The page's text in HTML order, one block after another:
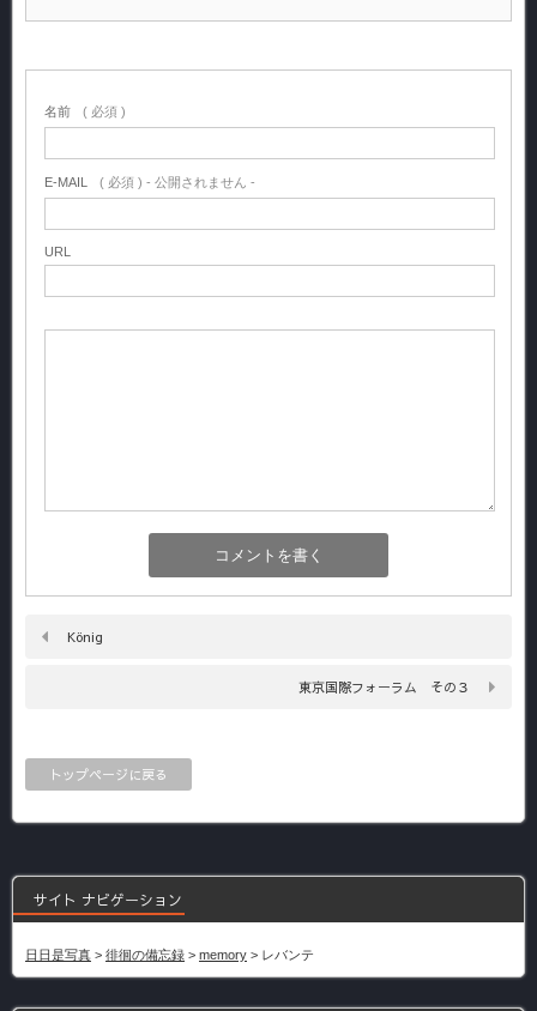
名前 ( 必須 )
E-MAIL ( 必須 ) - 公開されません -
URL
König
東京国際フォーラム その３
トップページに戻る
サイト ナビゲーション
日日是写真 > 徘徊の備忘録 > memory > レバンテ